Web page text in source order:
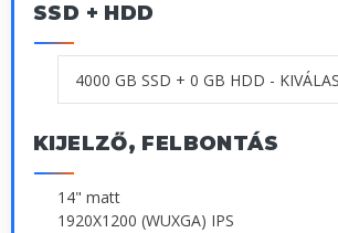
SSD + HDD
KIJELZŐ, FELBONTÁS
14" matt
1920X1200 (WUXGA) IPS